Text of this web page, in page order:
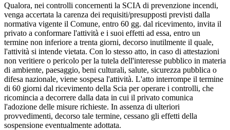
Qualora, nei controlli concernenti la SCIA di prevenzione incendi,
venga accertata la carenza dei requisiti/presupposti previsti dalla
normativa vigente il Comune, entro 60 gg. dal ricevimento, invita il
privato a conformare l'attività e i suoi effetti ad essa, entro un
termine non inferiore a trenta giorni, decorso inutilmente il quale,
l'attività si intende vietata. Con lo stesso atto, in caso di attestazioni
non veritiere o pericolo per la tutela dell'interesse pubblico in materia
di ambiente, paesaggio, beni culturali, salute, sicurezza pubblica o
difesa nazionale, viene sospesa l'attività. L'atto interrompe il termine
di 60 giorni dal ricevimento della Scia per operare i controlli, che
ricomincia a decorrere dalla data in cui il privato comunica
l'adozione delle misure richieste. In assenza di ulteriori
provvedimenti, decorso tale termine, cessano gli effetti della
sospensione eventualmente adottata.